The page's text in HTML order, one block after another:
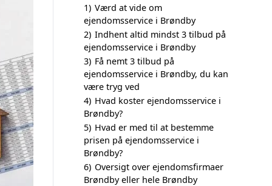
1) Værd at vide om
ejendomsservice i Brøndby
2) Indhent altid mindst 3 tilbud på
ejendomsservice i Brøndby
3) Få nemt 3 tilbud på
ejendomsservice i Brøndby, du kan
være tryg ved
4) Hvad koster ejendomsservice i
Brøndby?
5) Hvad er med til at bestemme
prisen på ejendomsservice i
Brøndby?
6) Oversigt over ejendomsfirmaer
Brøndby eller hele Brøndby